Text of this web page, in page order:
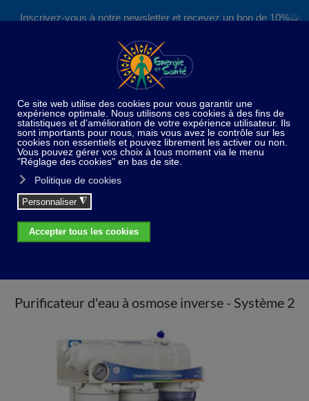
Inscrivez-vous à notre newsletter et recevez un bon de 10%
S'inscrire
✕
Home Harmonisation de l'habitat
l’eau
Système à osmose inverse
Purificateur d'eau à osmose inverse - Système 2